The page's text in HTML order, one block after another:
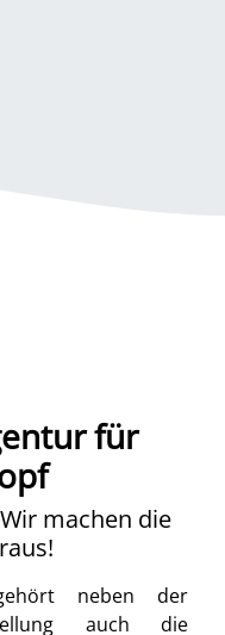
für
machen die
neben der
auch die